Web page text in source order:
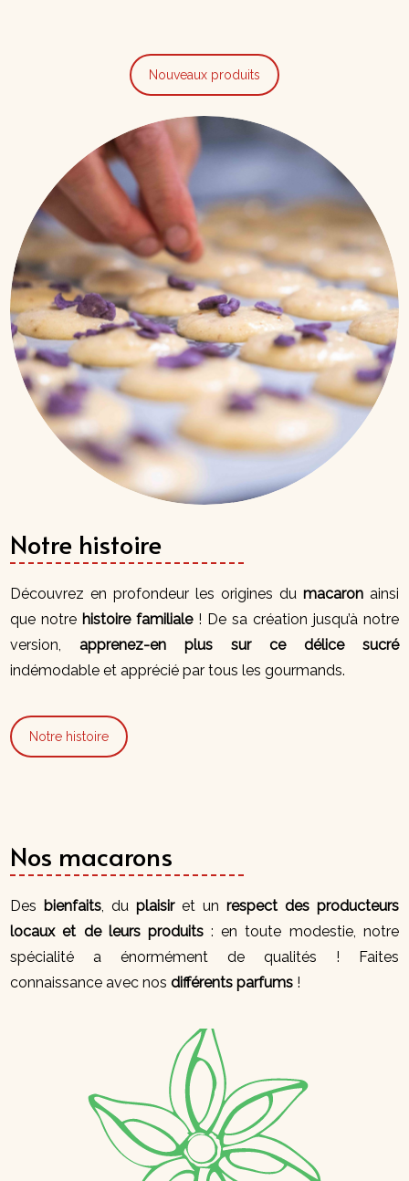
Nouveaux produits
Notre histoire
Découvrez en profondeur les origines du macaronainsi
que notre histoire familiale! De sa création jusqu’à notre
version,apprenez-en plus sur ce délice sucré
indémodable et apprécié par tous les gourmands.
Notre histoire
Nos macarons
Des bienfaits, duplaisiret un respect des producteurs
locaux et de leurs produits: en toute modestie, notre
spécialité a énormément de qualités ! Faites
connaissance avec nosdifférents parfums !